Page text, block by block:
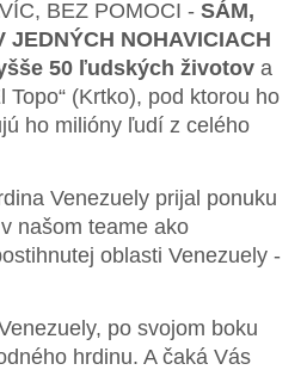
BEZ POMOCI -SÁM,
JEDNÝCH NOHAVICIACH
50 ľudských životov a
Topo“ (Krtko), pod ktorou ho
ho milióny ľudí z celého
Venezuely prijal ponuku
našom teame ako
oblasti Venezuely -
po svojom boku
hrdinu. A čaká Vás